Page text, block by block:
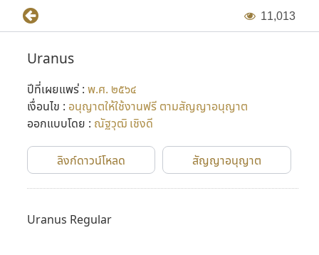
11,013
Uranus
ปีที่เผยแพร่ : พ.ศ. ๒๕๖๔
เงื่อนไข : อนุญาตให้ใช้งานฟรี ตามสัญญาอนุญาต
ออกแบบโดย : ณัฐวุฒิ เชิงดี
ลิงก์ดาวน์โหลด สัญญาอนุญาต
Uranus Regular